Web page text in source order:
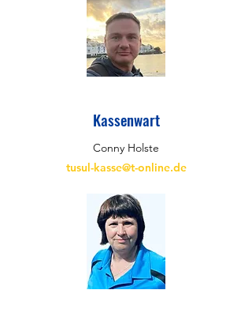
Kassenwart
Conny Holste
tusul-kasse@t-online.de